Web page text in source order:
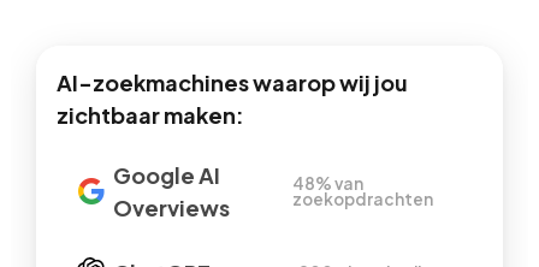
AI-zoekmachines waarop wij jou
zichtbaar maken:
Google AI
Overviews
48% van
zoekopdrachten